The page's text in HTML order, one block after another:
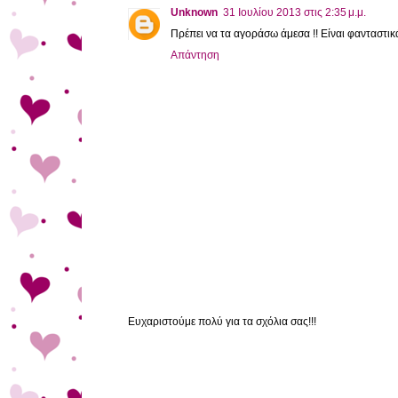
Unknown 31 Ιουλίου 2013 στις 2:35 μ.μ.
Πρέπει να τα αγοράσω άμεσα !! Είναι
Απάντηση
Ευχαριστούμε πολύ για τα σχόλια σας!!!